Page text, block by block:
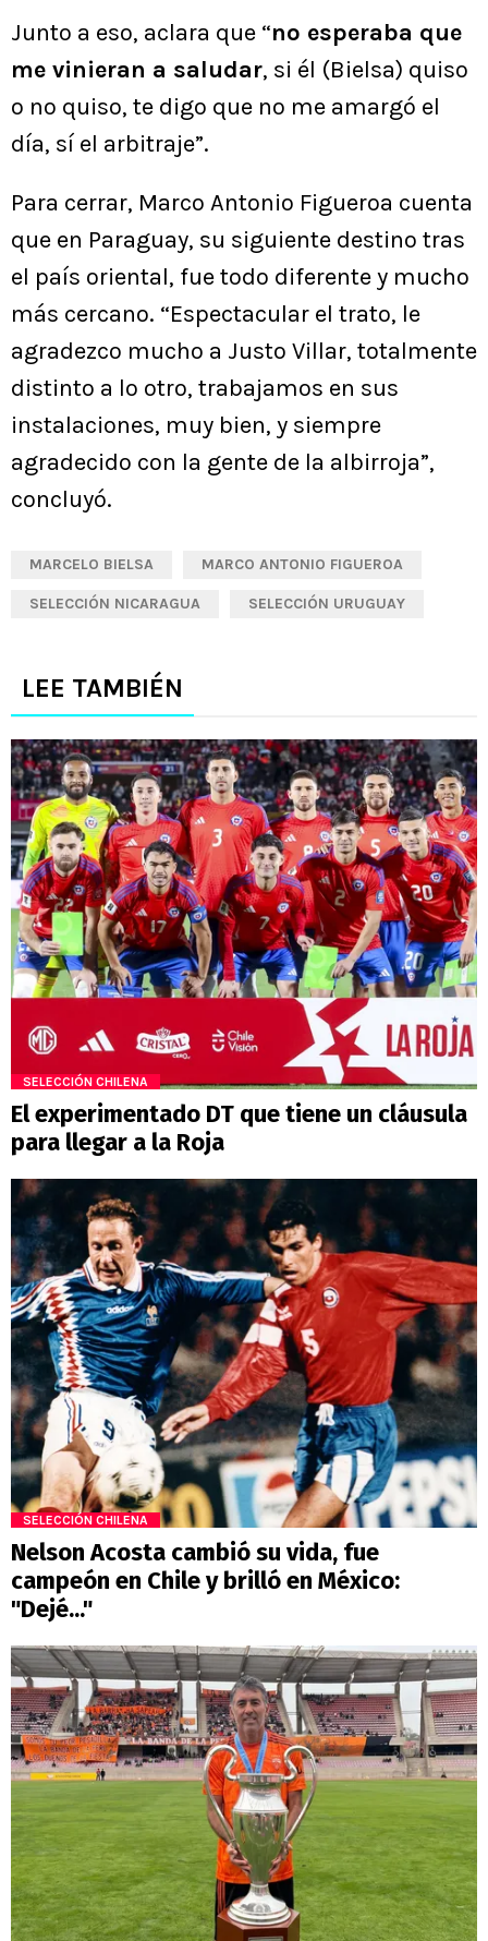
Junto a eso, aclara que “no esperaba que
me vinieran a saludar, si él (Bielsa) quiso
o no quiso, te digo que no me amargó el
día, sí el arbitraje”.
Para cerrar, Marco Antonio Figueroa cuenta
que en Paraguay, su siguiente destino tras
el país oriental, fue todo diferente y mucho
más cercano. “Espectacular el trato, le
agradezco mucho a Justo Villar, totalmente
distinto a lo otro, trabajamos en sus
instalaciones, muy bien, y siempre
agradecido con la gente de la albirroja”,
concluyó.
MARCELO BIELSA MARCO ANTONIO FIGUEROA
SELECCIÓN NICARAGUA SELECCIÓN URUGUAY
LEE TAMBIÉN
SELECCIÓN CHILENA
El experimentado DT que tiene un cláusula
para llegar a la Roja
SELECCIÓN CHILENA
Nelson Acosta cambió su vida, fue
campeón en Chile y brilló en México:
"Dejé..."